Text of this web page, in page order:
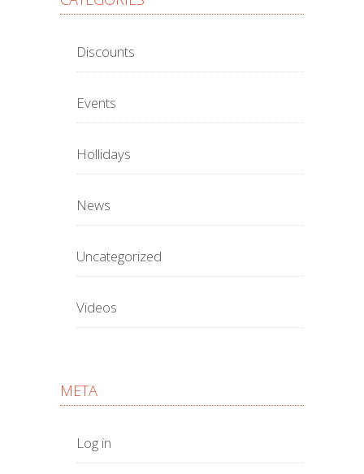
Discounts
Events
Hollidays
News
Uncategorized
Videos
META
Log in